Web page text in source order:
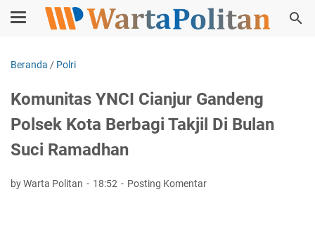
Beranda / Polri
Komunitas YNCI Cianjur Gandeng
Polsek Kota Berbagi Takjil Di Bulan
Suci Ramadhan
by Warta Politan 18:52 Posting Komentar